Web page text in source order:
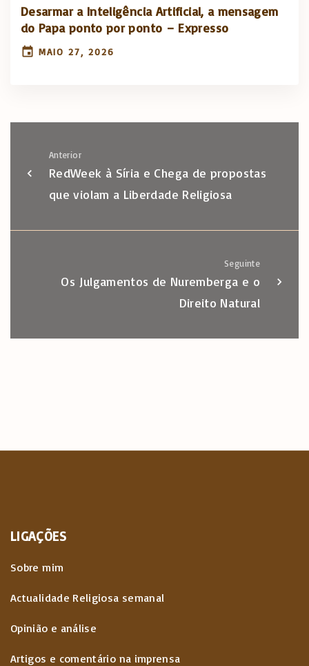
Desarmar a Inteligência Artificial, a mensagem
do Papa ponto por ponto – Expresso
MAIO 27, 2026
Anterior
RedWeek à Síria e Chega de propostas
que violam a Liberdade Religiosa
Seguinte
Os Julgamentos de Nuremberga e o
Direito Natural
LIGAÇÕES
Sobre mim
Actualidade Religiosa semanal
Opinião e análise
Artigos e comentário na imprensa